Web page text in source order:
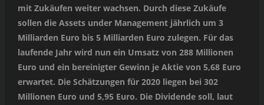
mit Zukäufen weiter wachsen. Durch diese Zukäufe
sollen die Assets under Management jährlich um 3
Milliarden Euro bis 5 Milliarden Euro zulegen. Für das
laufende Jahr wird nun ein Umsatz von 288 Millionen
Euro und ein bereinigter Gewinn je Aktie von 5,68 Euro
erwartet. Die Schätzungen für 2020 liegen bei 302
Millionen Euro und 5,95 Euro. Die Dividende soll, laut